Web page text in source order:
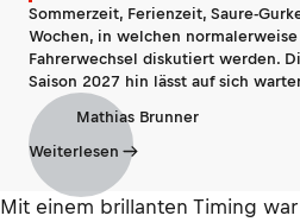
Sommerzeit, Ferienzeit, Saure-
Wochen, in welchen
Fahrerwechsel diskutiert werden.
Saison 2027 hin lässt auf sich
Mathias Brunner
Weiterlesen
Mit einem brillanten Timing